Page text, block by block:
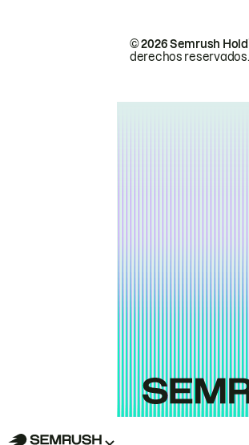
© 2026 Semrush
derechos reservados.